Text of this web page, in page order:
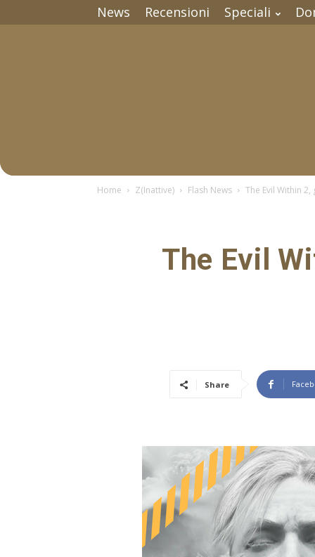
News Recensioni Speciali
Home Z(Inattive) Flash News The Evil Within
The Evil
Share